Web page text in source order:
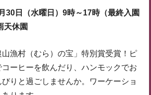
30日（水曜日）9時～17時（最終入園
天休園
山漁村（むら）の宝」特別賞受賞！ピ
ーヒーを飲んだり、ハンモックでお
りと過ごしませんか。ワーケーショ